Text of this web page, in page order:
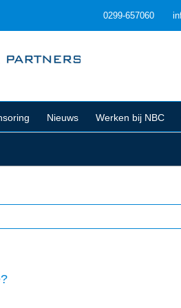
0299-657060
Nieuws Werken bij NBC